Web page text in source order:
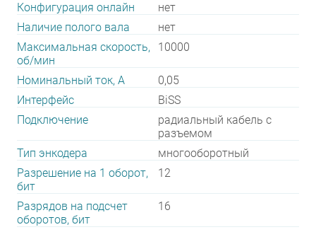
Конфигурация онлайн
нет
Наличие полого вала
нет
Максимальная скорость,
об/мин
10000
Номинальный ток, А
0,05
Интерфейс
BiSS
Подключение
радиальный кабель с
разъемом
Тип энкодера
многооборотный
Разрешение на 1 оборот,
бит
12
Разрядов на подсчет
оборотов, бит
16